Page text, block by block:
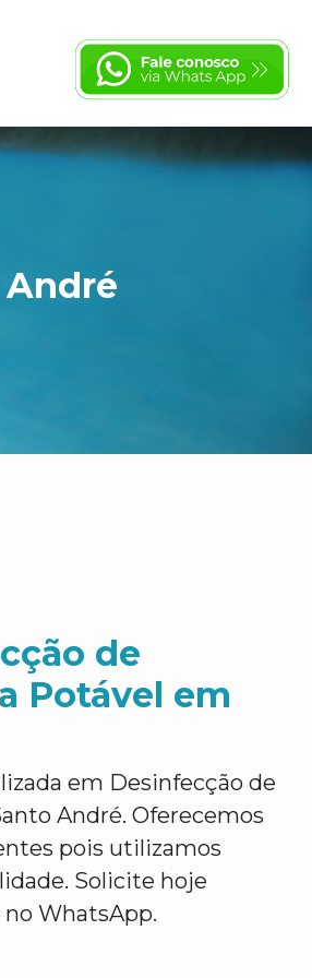
de
Potável em
em Desinfecção de
André. Oferecemos
pois utilizamos
Solicite hoje
WhatsApp.